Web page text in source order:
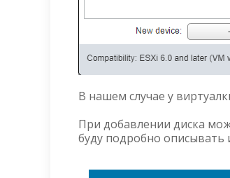
В нашем случае у
При добавлении диска
буду подробно описывать